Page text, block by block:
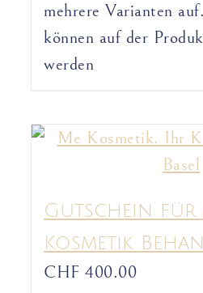
mehrere Varianten
können auf der
werden
Gutschein für
Kosmetik
CHF 400.00